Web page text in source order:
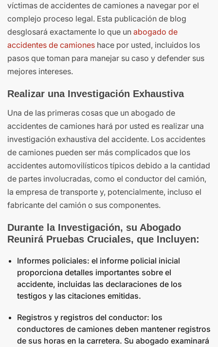
víctimas de accidentes de camiones a navegar por el
complejo proceso legal. Esta publicación de blog
desglosará exactamente lo que un abogado de
accidentes de camiones hace por usted, incluidos los
pasos que toman para manejar su caso y defender sus
mejores intereses.
Realizar una Investigación Exhaustiva
Una de las primeras cosas que un abogado de
accidentes de camiones hará por usted es realizar una
investigación exhaustiva del accidente. Los accidentes
de camiones pueden ser más complicados que los
accidentes automovilísticos típicos debido a la cantidad
de partes involucradas, como el conductor del camión,
la empresa de transporte y, potencialmente, incluso el
fabricante del camión o sus componentes.
Durante la Investigación, su Abogado
Reunirá Pruebas Cruciales, que Incluyen:
Informes policiales: el informe policial inicial
proporciona detalles importantes sobre el
accidente, incluidas las declaraciones de los
testigos y las citaciones emitidas.
Registros y registros del conductor: los
conductores de camiones deben mantener registros
de sus horas en la carretera. Su abogado examinará